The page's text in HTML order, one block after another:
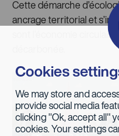
Cette démarche
ancrage territorial et
sont l’économie
Cookies
We may store and
provide social media
clicking "Ok, accept all"
cookies. Your settings